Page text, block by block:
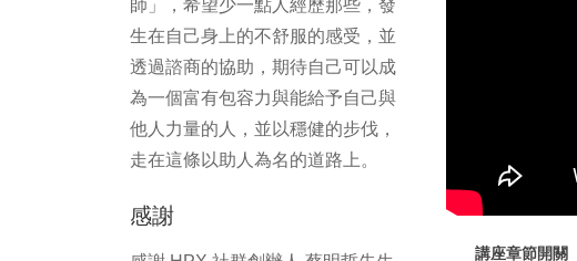
師」，希望少一點人經歷那些，發
生在自己身上的不舒服的感受，並
透過諮商的協助，期待自己可以成
為一個富有包容力與能給予自己與
他人力量的人，並以穩健的步伐，
走在這條以助人為名的道路上。
感謝
講座章節開關